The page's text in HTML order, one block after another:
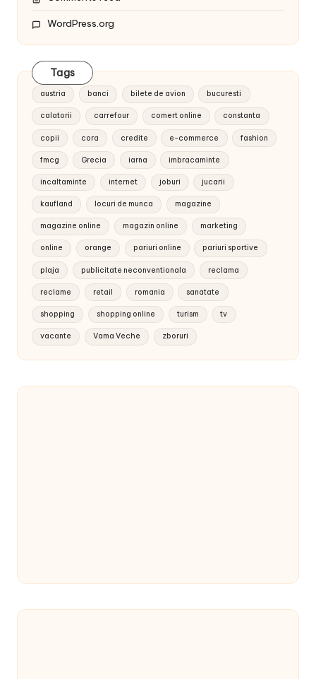
WordPress.org
Tags
austria banci bilete de avion bucuresti
calatorii carrefour comert online constanta
copii cora credite e-commerce fashion
fmcg Grecia iarna imbracaminte
incaltaminte internet joburi jucarii
kaufland locuri de munca magazine
magazine online magazin online marketing
online orange pariuri online pariuri sportive
plaja publicitate neconventionala reclama
reclame retail romania sanatate
shopping shopping online turism tv
vacante Vama Veche zboruri